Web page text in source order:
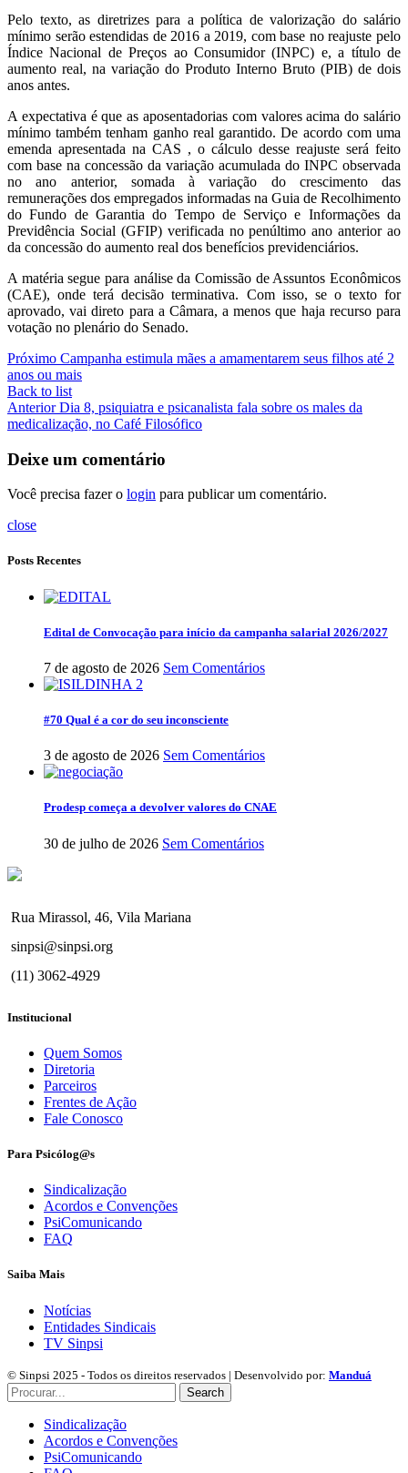
Pelo texto, as diretrizes para a política de valorização do salário
mínimo serão estendidas de 2016 a 2019, com base no reajuste pelo
Índice Nacional de Preços ao Consumidor (INPC) e, a título de
aumento real, na variação do Produto Interno Bruto (PIB) de dois
anos antes.
A expectativa é que as aposentadorias com valores acima do salário
mínimo também tenham ganho real garantido. De acordo com uma
emenda apresentada na CAS , o cálculo desse reajuste será feito
com base na concessão da variação acumulada do INPC observada
no ano anterior, somada à variação do crescimento das
remunerações dos empregados informadas na Guia de Recolhimento
do Fundo de Garantia do Tempo de Serviço e Informações da
Previdência Social (GFIP) verificada no penúltimo ano anterior ao
da concessão do aumento real dos benefícios previdenciários.
A matéria segue para análise da Comissão de Assuntos Econômicos
(CAE), onde terá decisão terminativa. Com isso, se o texto for
aprovado, vai direto para a Câmara, a menos que haja recurso para
votação no plenário do Senado.
Próximo Campanha estimula mães a amamentarem seus filhos até 2
anos ou mais
Back to list
Anterior Dia 8, psiquiatra e psicanalista fala sobre os males da
medicalização, no Café Filosófico
Deixe um comentário
Você precisa fazer o login para publicar um comentário.
close
Posts Recentes
Edital de Convocação para início da campanha salarial 2026/2027
7 de agosto de 2026 Sem Comentários
#70 Qual é a cor do seu inconsciente
3 de agosto de 2026 Sem Comentários
Prodesp começa a devolver valores do CNAE
30 de julho de 2026 Sem Comentários
Rua Mirassol, 46, Vila Mariana
sinpsi@sinpsi.org
(11) 3062-4929
Institucional
Quem Somos
Diretoria
Parceiros
Frentes de Ação
Fale Conosco
Para Psicólog@s
Sindicalização
Acordos e Convenções
PsiComunicando
FAQ
Saiba Mais
Notícias
Entidades Sindicais
TV Sinpsi
© Sinpsi 2025 - Todos os direitos reservados | Desenvolvido por: Manduá
Search
Sindicalização
Acordos e Convenções
PsiComunicando